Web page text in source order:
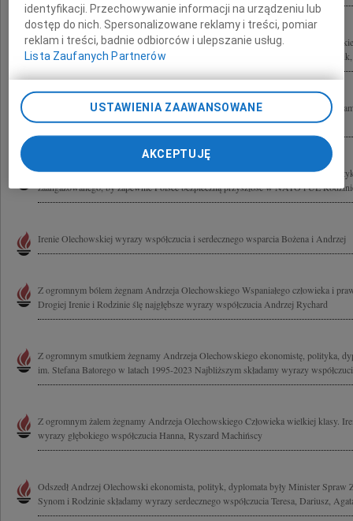
Z głębokim żalem żegnamy Śp. Andrzeja Olechowskiego dziękując Mu za
łącząc się w bólu z Ireną, Marcinem, Jackiem i całą Rodziną Maria, Łukasz,
Są ludzie, których się nie zapomina. Wspominając wspólnie spędzone chwile
Olechowskiego Łączymy się w smutku z Ireną i całą Rodziną Ania i Wojtek...
Z głębokim smutkiem żegnam doktora Andrzeja Olechowskiego męża stanu,
zaangażowanego, by zapewnić Polsce bezpieczną przyszłość w NATO i UE
Irenie Olechowskiej wyrazy współczucia i serdecznego wsparcia Bożena i Andrzej
Z ogromnym bólem żegnam Andrzeja Olechowskiego Wspaniałego człowieka i
Drogiej Irenie i Rodzinie ślę najgłębsze wyrazy współczucia Andrzej Rychard
Z ogromnym smutkiem żegnamy Andrzeja Olechowskiego ekonomistę, polityka,
im. Stefana Batorego w latach 1995-2023 Najbliższym składamy wyrazy
Z ogromnym żalem żegnamy Andrzeja Olechowskiego Człowieka wielkiej klasy.
wyrazy głębokiego współczucia Hanna, Ryszard Machińscy
Odszedł Andrzej Olechowski ekonomista, polityk, dyplomata były Minister Spraw
Synom i Rodzinie składamy wyrazy serdecznego współczucia Teresa, Dariusz,
identyfikacji. Przechowywanie informacji na urządzeniu lub
dostęp do nich. Spersonalizowane reklamy i treści, pomiar
reklam i treści, badnie odbiorców i ulepszanie usług.
Lista Zaufanych Partnerów
USTAWIENIA ZAAWANSOWANE
AKCEPTUJĘ